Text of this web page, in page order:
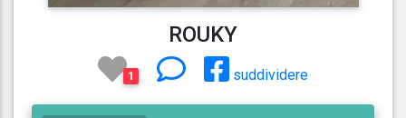
ROUKY
1 suddividere